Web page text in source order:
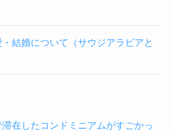
結婚について（サウジアラビアと
在したコンドミニアムがすごかっ